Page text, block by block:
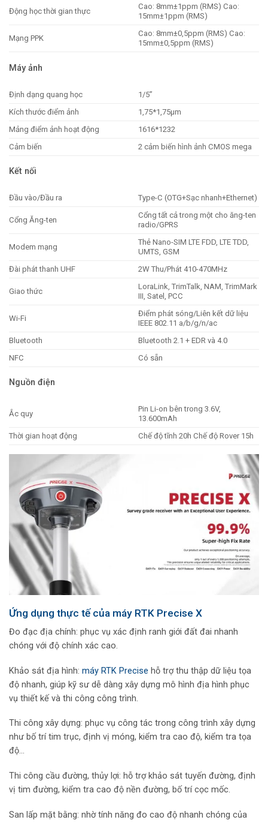
Động học thời gian thực
Cao: 8mm±1ppm (RMS) Cao:
15mm±1ppm (RMS)
Mạng PPK
Cao: 8mm±0,5ppm (RMS) Cao:
15mm±0,5ppm (RMS)
Máy ảnh
Định dạng quang học
1/5”
Kích thước điểm ảnh
1,75*1,75μm
Mảng điểm ảnh hoạt động
1616*1232
Cảm biến
2 cảm biến hình ảnh CMOS mega
Kết nối
Đầu vào/Đầu ra Type-C (OTG+Sạc nhanh+Ethernet)
Cổng Ăng-ten
Cổng tất cả trong một cho ăng-ten
radio/GPRS
Modem mạng
Thẻ Nano-SIM LTE FDD, LTE TDD,
UMTS, GSM
Đài phát thanh UHF
2W Thu/Phát 410-470MHz
Giao thức
LoraLink, TrimTalk, NAM, TrimMark
III, Satel, PCC
Wi-Fi
Điểm phát sóng/Liên kết dữ liệu
IEEE 802.11 a/b/g/n/ac
Bluetooth
Bluetooth 2.1 + EDR và ​​4.0
NFC
Có sẵn
Nguồn điện
Ắc quy
Pin Li-on bên trong 3.6V,
13.600mAh
Thời gian hoạt động
Chế độ tĩnh 20h Chế độ Rover 15h
Ứng dụng thực tế của máy RTK Precise X
Đo đạc địa chính: phục vụ xác định ranh giới đất đai nhanh
chóng với độ chính xác cao.
Khảo sát địa hình: máy RTK Precise hỗ trợ thu thập dữ liệu tọa
độ nhanh, giúp kỹ sư dễ dàng xây dựng mô hình địa hình phục
vụ thiết kế và thi công công trình.
Thi công xây dựng: phục vụ công tác trong công trình xây dựng
như bố trí tim trục, định vị móng, kiểm tra cao độ, kiểm tra tọa
độ…
Thi công cầu đường, thủy lợi: hỗ trợ khảo sát tuyến đường, định
vị tim đường, kiểm tra cao độ nền đường, bố trí cọc mốc.
San lấp mặt bằng: nhờ tính năng đo cao độ nhanh chóng của